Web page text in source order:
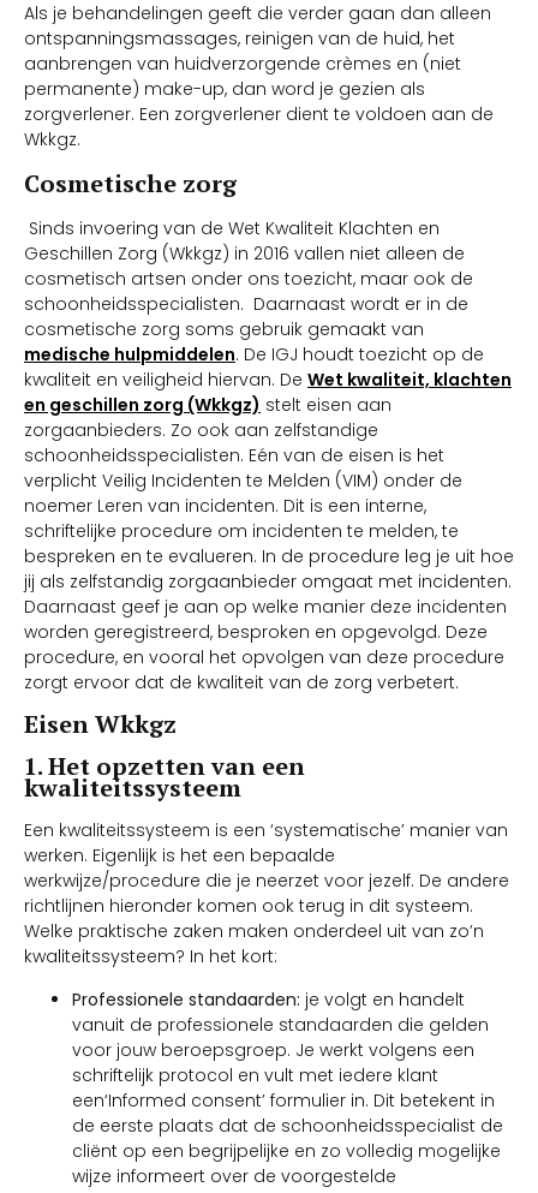
Als je behandelingen geeft die verder gaan dan alleen
ontspanningsmassages, reinigen van de huid, het
aanbrengen van huidverzorgende crèmes en (niet
permanente) make-up, dan word je gezien als
zorgverlener. Een zorgverlener dient te voldoen aan de
Wkkgz.
Cosmetische zorg
Sinds invoering van de Wet Kwaliteit Klachten en
Geschillen Zorg (Wkkgz) in 2016 vallen niet alleen de
cosmetisch artsen onder ons toezicht, maar ook de
schoonheidsspecialisten. Daarnaast wordt er in de
cosmetische zorg soms gebruik gemaakt van
medische hulpmiddelen. De IGJ houdt toezicht op de
kwaliteit en veiligheid hiervan. De Wet kwaliteit, klachten
en geschillen zorg (Wkkgz) stelt eisen aan
zorgaanbieders. Zo ook aan zelfstandige
schoonheidsspecialisten. Eén van de eisen is het
verplicht Veilig Incidenten te Melden (VIM) onder de
noemer Leren van incidenten. Dit is een interne,
schriftelijke procedure om incidenten te melden, te
bespreken en te evalueren. In de procedure leg je uit hoe
jij als zelfstandig zorgaanbieder omgaat met incidenten.
Daarnaast geef je aan op welke manier deze incidenten
worden geregistreerd, besproken en opgevolgd. Deze
procedure, en vooral het opvolgen van deze procedure
zorgt ervoor dat de kwaliteit van de zorg verbetert.
Eisen Wkkgz
1. Het opzetten van een
kwaliteitssysteem
Een kwaliteitssysteem is een ‘systematische’ manier van
werken. Eigenlijk is het een bepaalde
werkwijze/procedure die je neerzet voor jezelf. De andere
richtlijnen hieronder komen ook terug in dit systeem.
Welke praktische zaken maken onderdeel uit van zo’n
kwaliteitssysteem? In het kort:
Professionele standaarden: je volgt en handelt
vanuit de professionele standaarden die gelden
voor jouw beroepsgroep. Je werkt volgens een
schriftelijk protocol en vult met iedere klant
een‘Informed consent’ formulier in. Dit betekent in
de eerste plaats dat de schoonheidsspecialist de
cliënt op een begrijpelijke en zo volledig mogelijke
wijze informeert over de voorgestelde